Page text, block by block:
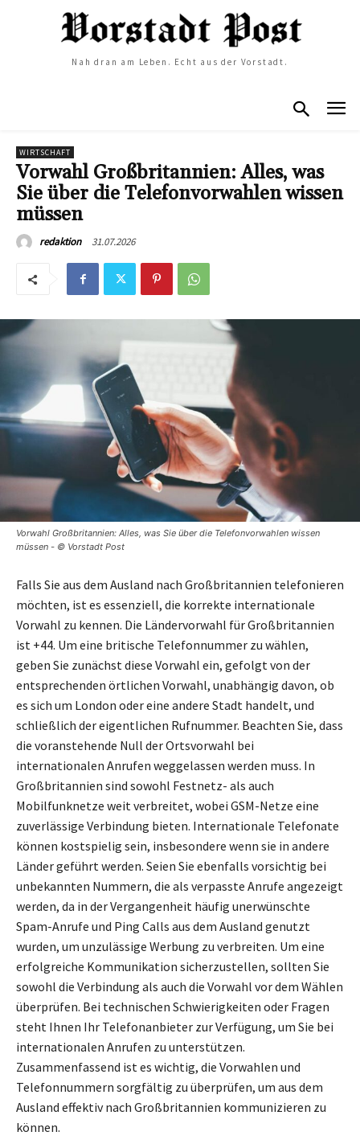
Nah dran am Leben. Echt aus der Vorstadt.
WIRTSCHAFT
Vorwahl Großbritannien: Alles, was
Sie über die Telefonvorwahlen wissen
müssen
redaktion 31.07.2026
Vorwahl Großbritannien: Alles, was Sie über die Telefonvorwahlen wissen
müssen - © Vorstadt Post
Falls Sie aus dem Ausland nach Großbritannien telefonieren
möchten, ist es essenziell, die korrekte internationale
Vorwahl zu kennen. Die Ländervorwahl für Großbritannien
ist +44. Um eine britische Telefonnummer zu wählen,
geben Sie zunächst diese Vorwahl ein, gefolgt von der
entsprechenden örtlichen Vorwahl, unabhängig davon, ob
es sich um London oder eine andere Stadt handelt, und
schließlich der eigentlichen Rufnummer. Beachten Sie, dass
die voranstehende Null der Ortsvorwahl bei
internationalen Anrufen weggelassen werden muss. In
Großbritannien sind sowohl Festnetz- als auch
Mobilfunknetze weit verbreitet, wobei GSM-Netze eine
zuverlässige Verbindung bieten. Internationale Telefonate
können kostspielig sein, insbesondere wenn sie in andere
Länder geführt werden. Seien Sie ebenfalls vorsichtig bei
unbekannten Nummern, die als verpasste Anrufe angezeigt
werden, da in der Vergangenheit häufig unerwünschte
Spam-Anrufe und Ping Calls aus dem Ausland genutzt
wurden, um unzulässige Werbung zu verbreiten. Um eine
erfolgreiche Kommunikation sicherzustellen, sollten Sie
sowohl die Verbindung als auch die Vorwahl vor dem Wählen
überprüfen. Bei technischen Schwierigkeiten oder Fragen
steht Ihnen Ihr Telefonanbieter zur Verfügung, um Sie bei
internationalen Anrufen zu unterstützen.
Zusammenfassend ist es wichtig, die Vorwahlen und
Telefonnummern sorgfältig zu überprüfen, um aus dem
Ausland effektiv nach Großbritannien kommunizieren zu
können.